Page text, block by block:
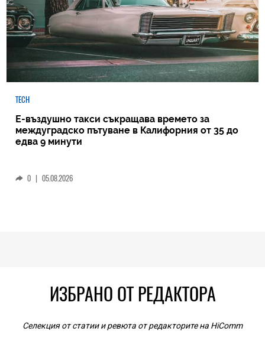
TECH
Е-въздушно такси съкращава времето за
междуградско пътуване в Калифорния от 35 до
едва 9 минути
0 | 05.08.2026
ИЗБРАНО ОТ РЕДАКТОРА
Селекция от статии и ревюта от редакторите на HiComm